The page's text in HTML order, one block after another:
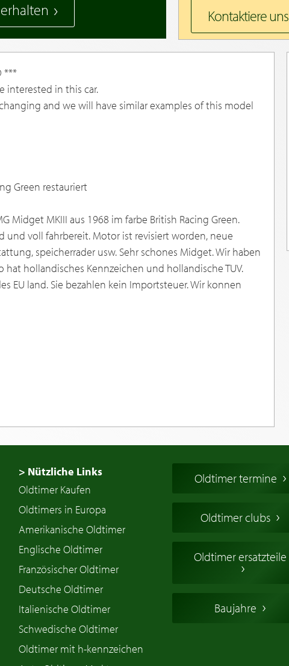
Kontaktiere uns
***
interested in this car.
and we will have similar examples of this model
Green restauriert
Midget MKIII aus 1968 im farbe British Racing Green.
und voll fahrbereit. Motor ist revisiert worden, neue
speicherrader usw. Sehr schones Midget. Wir haben
hat hollandisches Kennzeichen und hollandische TUV.
EU land. Sie bezahlen kein Importsteuer. Wir konnen
> Nützliche Links
Oldtimer Kaufen
Oldtimers in Europa
Amerikanische Oldtimer
Englische Oldtimer
Französischer Oldtimer
Deutsche Oldtimer
Italienische Oldtimer
Schwedische Oldtimer
Oldtimer mit h-kennzeichen
Oldtimer termine
Oldtimer clubs
Oldtimer ersatzteile
Baujahre